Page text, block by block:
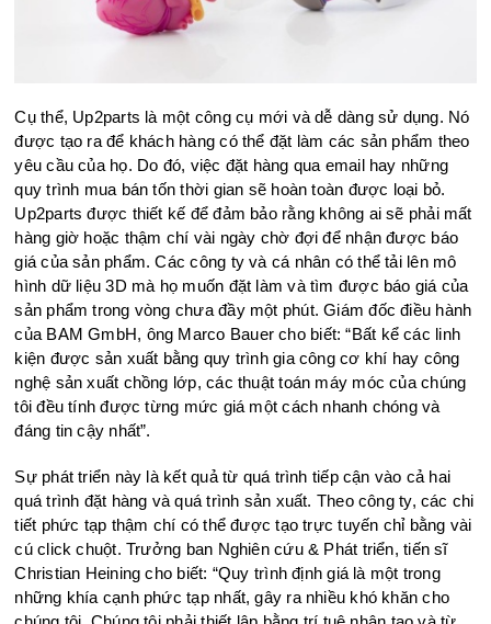
Cụ thể, Up2parts là một công cụ mới và dễ dàng sử dụng. Nó
được tạo ra để khách hàng có thể đặt làm các sản phẩm theo
yêu cầu của họ. Do đó, việc đặt hàng qua email hay những
quy trình mua bán tốn thời gian sẽ hoàn toàn được loại bỏ.
Up2parts được thiết kế để đảm bảo rằng không ai sẽ phải mất
hàng giờ hoặc thậm chí vài ngày chờ đợi để nhận được báo
giá của sản phẩm. Các công ty và cá nhân có thể tải lên mô
hình dữ liệu 3D mà họ muốn đặt làm và tìm được báo giá của
sản phẩm trong vòng chưa đầy một phút. Giám đốc điều hành
của BAM GmbH, ông Marco Bauer cho biết: “Bất kể các linh
kiện được sản xuất bằng quy trình gia công cơ khí hay công
nghệ sản xuất chồng lớp, các thuật toán máy móc của chúng
tôi đều tính được từng mức giá một cách nhanh chóng và
đáng tin cậy nhất”.
Sự phát triển này là kết quả từ quá trình tiếp cận vào cả hai
quá trình đặt hàng và quá trình sản xuất. Theo công ty, các chi
tiết phức tạp thậm chí có thể được tạo trực tuyến chỉ bằng vài
cú click chuột. Trưởng ban Nghiên cứu & Phát triển, tiến sĩ
Christian Heining cho biết: “Quy trình định giá là một trong
những khía cạnh phức tạp nhất, gây ra nhiều khó khăn cho